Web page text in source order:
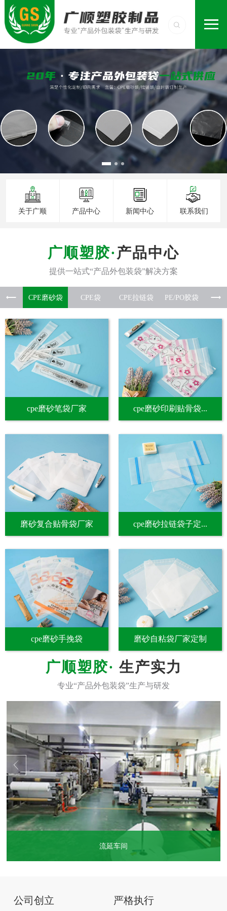
关于广顺 产品中心 新闻中心 联系我们
产品中心
CPE磨 CPE袋 CPE拉 PE/P 硅
cpe磨砂笔袋厂家 cpe磨砂印刷贴骨袋...
磨砂复合贴骨袋厂家 cpe磨砂拉链袋子定...
cpe磨砂手挽袋 磨砂自粘袋厂家定制
生产实力
流延车间
公司创立 严格执行